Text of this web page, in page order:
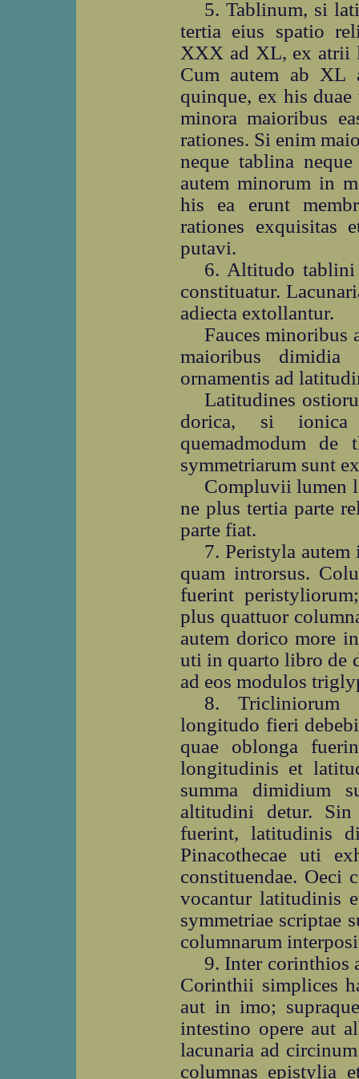
5. Tablinum, si
tertia eius spatio
XXX ad XL, ex atrii
Cum autem ab XL
quinque, ex his
minora maioribus
rationes. Si enim
neque tablina
autem minorum in
his ea erunt
rationes exquisitas
putavi.
6. Altitudo tablini
constituatur.
adiecta extollantur.
Fauces minoribus
maioribus dimidia
ornamentis ad
Latitudines
dorica, si
quemadmodum
symmetriarum sunt
Compluvii lumen
ne plus tertia parte
parte fiat.
7. Peristyla
quam introrsus.
fuerint
plus quattuor
autem dorico more
uti in quarto libro de
ad eos modulos
8. Tricliniorum
longitudo fieri
quae oblonga
longitudinis et
summa dimidium
altitudini detur. Sin
fuerint, latitudinis
Pinacothecae uti
constituendae. Oeci
vocantur latitudinis
symmetriae scriptae
columnarum
9. Inter corinthios
Corinthii simplices
aut in imo;
intestino opere aut
lacunaria ad
columnas epistylia